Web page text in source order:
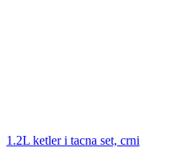
1.2L ketler i tacna set, crni